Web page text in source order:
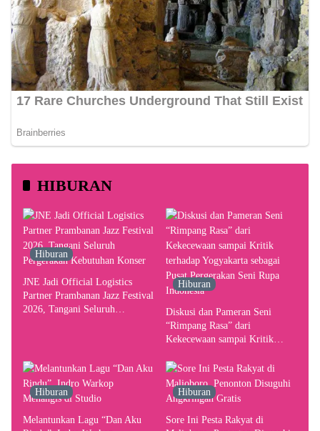
HIBURAN
Hiburan
JNE Jadi Official Logistics
Partner Prambanan Jazz Festival
2026, Tangani Seluruh
Hiburan
Diskusi dan Pameran Seni
“Rimpang Rasa” dari
Kekecewaan sampai Kritik
Pusat Pergerakan Seni Rupa
Indonesia
Hiburan
Melantunkan Lagu “Dan Aku
Hiburan
Sore Ini Pesta Rakyat di